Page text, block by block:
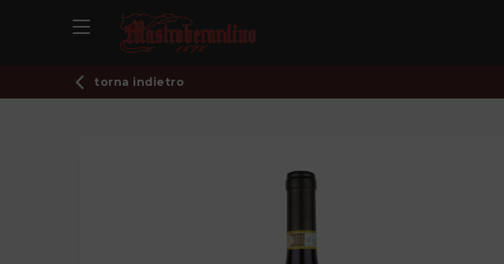
torna indietro